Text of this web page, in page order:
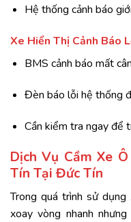
Hệ thống cảnh báo
Xe Hiển Thị Cảnh Báo
BMS cảnh báo mất
Đèn báo lỗi hệ thống
Cần kiểm tra ngay để
Dịch Vụ Cầm Xe
Tín Tại Đức Tín
Trong quá trình sử
xoay vòng nhanh